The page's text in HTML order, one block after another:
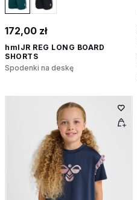
172,00 zł
hmlJR REG LONG BOARD
SHORTS
Spodenki na deskę